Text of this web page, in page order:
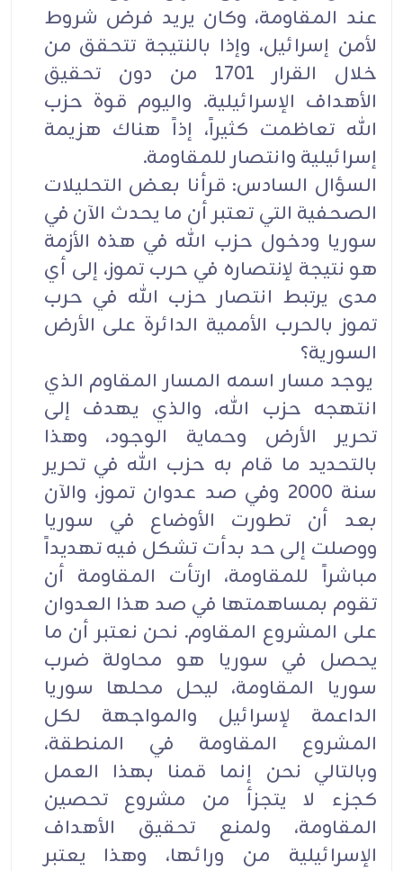
عند المقاومة، وكان يريد فرض شروط
لأمن إسرائيل، وإذا بالنتيجة تتحقق من
خلال القرار 1701 من دون تحقيق
الأهداف الإسرائيلية. واليوم قوة حزب
الله تعاظمت كثيراً، إذاً هناك هزيمة
إسرائيلية وانتصار للمقاومة.
السؤال السادس: قرأنا بعض التحليلات
الصحفية التي تعتبر أن ما يحدث الآن في
سوريا ودخول حزب الله في هذه الأزمة
هو نتيجة لإنتصاره في حرب تموز، إلى أي
مدى يرتبط انتصار حزب الله في حرب
تموز بالحرب الأممية الدائرة على الأرض
السورية؟
يوجد مسار اسمه المسار المقاوم الذي
انتهجه حزب الله، والذي يهدف إلى
تحرير الأرض وحماية الوجود، وهذا
بالتحديد ما قام به حزب الله في تحرير
سنة 2000 وفي صد عدوان تموز، والآن
بعد أن تطورت الأوضاع في سوريا
ووصلت إلى حد بدأت تشكل فيه تهديداً
مباشراً للمقاومة، ارتأت المقاومة أن
تقوم بمساهمتها في صد هذا العدوان
على المشروع المقاوم. نحن نعتبر أن ما
يحصل في سوريا هو محاولة ضرب
سوريا المقاومة، ليحل محلها سوريا
الداعمة لإسرائيل والمواجهة لكل
المشروع المقاومة في المنطقة،
وبالتالي نحن إنما قمنا بهذا العمل
كجزء لا يتجزأ من مشروع تحصين
المقاومة، ولمنع تحقيق الأهداف
الإسرائيلية من ورائها، وهذا يعتبر